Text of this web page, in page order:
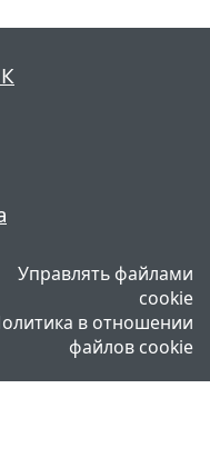
Управлять файлами
cookie
в отношении
файлов cookie